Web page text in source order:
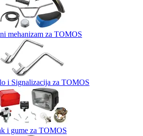
mehanizam za TOMOS
i Signalizacija za TOMOS
i gume za TOMOS